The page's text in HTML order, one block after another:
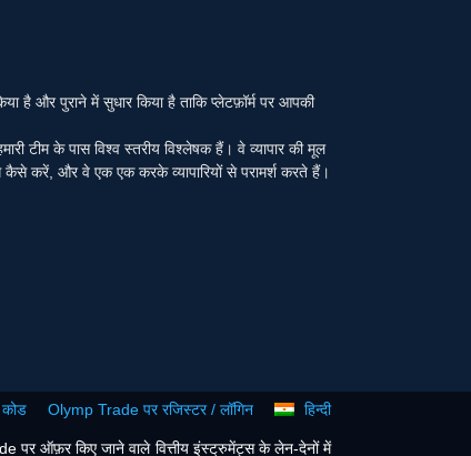
और पुराने में सुधार किया है ताकि प्लेटफ़ॉर्म पर आपकी
टीम के पास विश्व स्तरीय विश्लेषक हैं। वे व्यापार की मूल
कैसे करें, और वे एक एक करके व्यापारियों से परामर्श करते हैं।
Olymp Trade पर रजिस्टर / लॉगिन हिन्दी
पर ऑफ़र किए जाने वाले वित्तीय इंस्ट्रुमेंट्स के लेन-देनों में